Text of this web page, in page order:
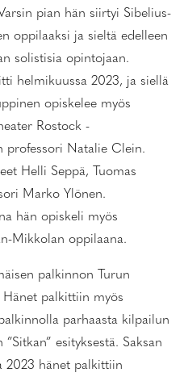
pian hän siirtyi Sibelius-
oppilaaksi ja sieltä edelleen
solistisia opintojaan.
helmikuussa 2023, ja siellä
opiskelee myös
Rostock -
professori Natalie Clein.
Helli Seppä, Tuomas
Marko Ylönen.
hän opiskeli myös
Mikkolan oppilaana.
palkinnon Turun
palkittiin myös
parhaasta kilpailun
esityksestä. Saksan
2023 hänet palkittiin